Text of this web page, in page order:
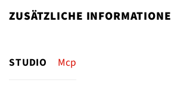
ZUSÄTZLICHE
STUDIO Mcp